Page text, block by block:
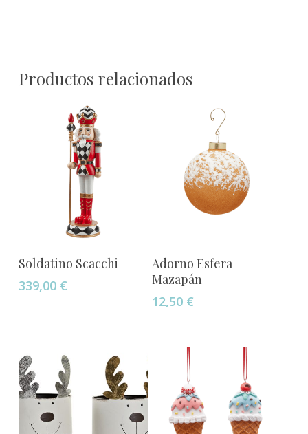
Productos relacionados
Añadir Al Carrito
Soldatino Scacchi
339,00 €
Añadir Al Carrito
Adorno Esfera
Mazapán
12,50 €